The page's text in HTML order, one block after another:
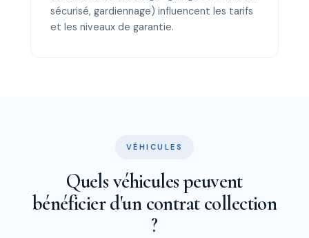
sécurisé, gardiennage) influencent les tarifs
et les niveaux de garantie.
VÉHICULES
Quels véhicules peuvent
bénéficier d'un contrat collection
?